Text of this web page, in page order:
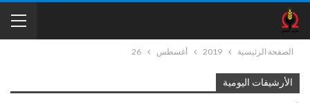
الصفحة الرئيسية 2019 أغسطس 26
الأرشيفات اليومية